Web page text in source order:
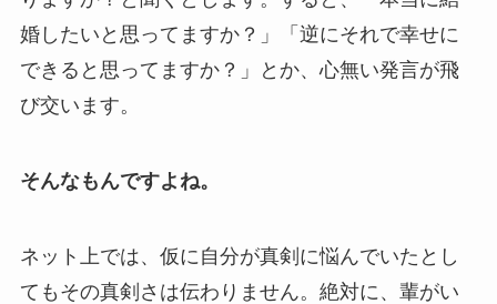
婚したいと思ってますか？」「逆にそれで幸せに
できると思ってますか？」とか、心無い発言が飛
び交います。
そんなもんですよね。
ネット上では、仮に自分が真剣に悩んでいたとし
てもその真剣さは伝わりません。絶対に、輩がい